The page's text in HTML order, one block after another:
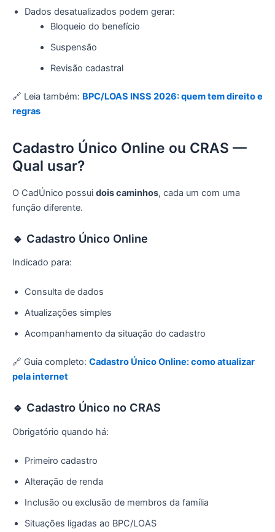
Dados desatualizados podem gerar:
Bloqueio do benefício
Suspensão
Revisão cadastral
🔗 Leia também: BPC/LOAS INSS 2026: quem tem direito e
regras
Cadastro Único Online ou CRAS —
Qual usar?
O CadÚnico possui dois caminhos, cada um com uma
função diferente.
🔹 Cadastro Único Online
Indicado para:
Consulta de dados
Atualizações simples
Acompanhamento da situação do cadastro
🔗 Guia completo: Cadastro Único Online: como atualizar
pela internet
🔹 Cadastro Único no CRAS
Obrigatório quando há:
Primeiro cadastro
Alteração de renda
Inclusão ou exclusão de membros da família
Situações ligadas ao BPC/LOAS